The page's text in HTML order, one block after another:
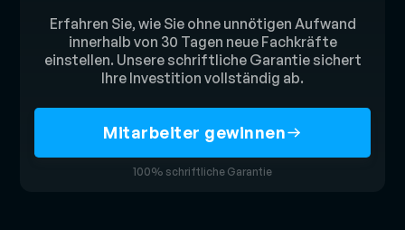
Erfahren Sie, wie Sie ohne unnötigen Aufwand
innerhalb von 30 Tagen neue Fachkräfte
einstellen. Unsere schriftliche Garantie sichert
Ihre Investition vollständig ab.
Mitarbeiter gewinnen
100% schriftliche Garantie